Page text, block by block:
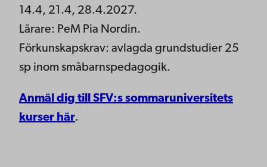
14.4, 21.4, 28.4.2027.
Lärare: PeM Pia Nordin.
Förkunskapskrav: avlagda grundstudier 25
sp inom småbarnspedagogik.
Anmäl dig till SFV:s sommaruniversitets
kurser här.